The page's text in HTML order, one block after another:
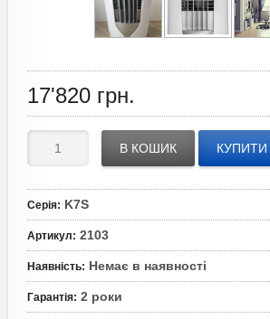
17'820грн.
В КОШИК КУПИТИ
Серія: K7S
Артикул: 2103
Наявність: Немає в наявності
Гарантія: 2 роки